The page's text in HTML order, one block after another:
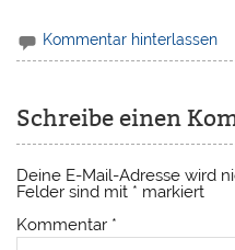
Kommentar hinterlassen
Schreibe einen
Deine E-Mail-Adresse wird
Felder sind mit * markiert
Kommentar *